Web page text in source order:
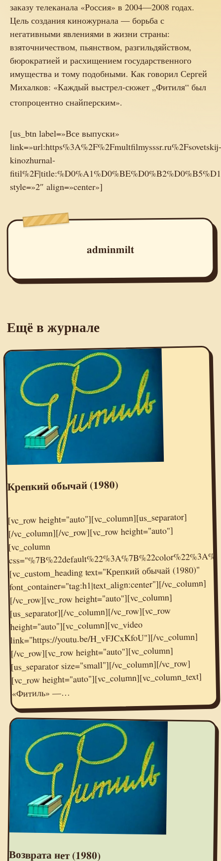
заказу телеканала «Россия» в 2004—2008 годах.
Цель создания киножурнала — борьба с
негативными явлениями в жизни страны:
взяточничеством, пьянством, разгильдяйством,
бюрократией и расхищением государственного
имущества и тому подобными. Как говорил Сергей
Михалков: «Каждый выстрел-сюжет „Фитиля“ был
стопроцентно снайперским».
[us_btn label=»Все выпуски»
link=»url:https%3A%2F%2Fmultfilmysssr.ru%2Fsovetskij-
kinozhurnal-
style=»2″ align=»center»]
adminmilt
Ещё в журнале
Крепкий обычай (1980)
[vc_row height="auto"][vc_column][us_separator]
[/vc_column][/vc_row][vc_row height="auto"]
[vc_column
[vc_custom_heading text="Крепкий обычай (1980)"
font_container="tag:h1|text_align:center"][/vc_column]
[/vc_row][vc_row height="auto"][vc_column]
[us_separator][/vc_column][/vc_row][vc_row
height="auto"][vc_column][vc_video
link="https://youtu.be/H_vFJCxKfoU"][/vc_column]
[/vc_row][vc_row height="auto"][vc_column]
[us_separator size="small"][/vc_column][/vc_row]
[vc_row height="auto"][vc_column][vc_column_text]
«Фитиль» —…
Возврата нет (1980)